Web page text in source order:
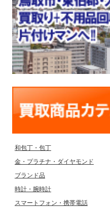
和包丁・包丁
金・プラチナ・ダイヤモンド
ブランド品
時計・腕時計
スマートフォン・携帯電話